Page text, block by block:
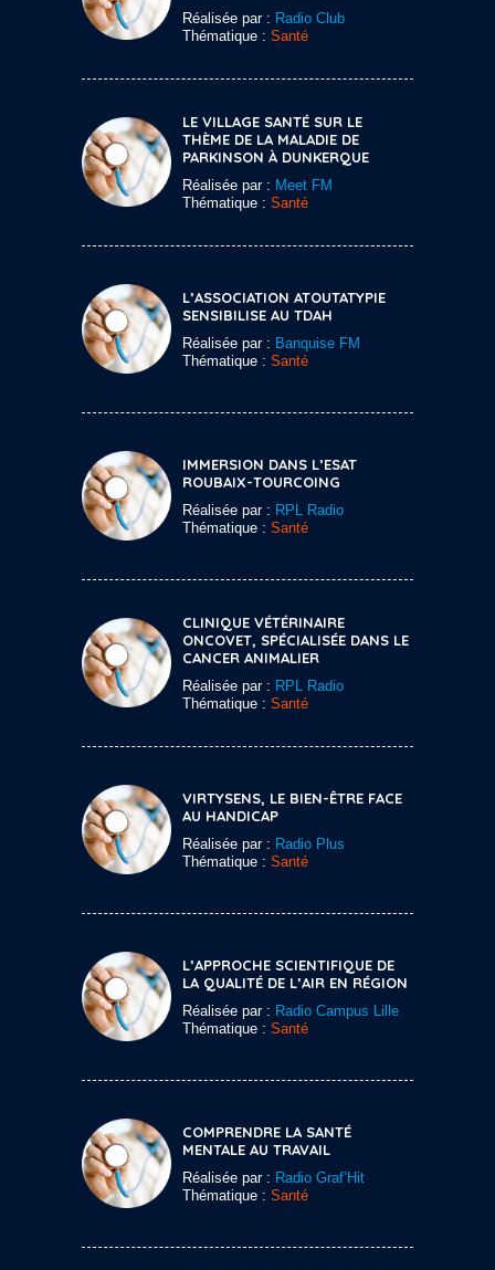
Réalisée par : Radio Club
Thématique : Santé
LE VILLAGE SANTÉ SUR LE
THÈME DE LA MALADIE DE
PARKINSON À DUNKERQUE
Réalisée par : Meet FM
Thématique : Santé
L’ASSOCIATION ATOUTATYPIE
SENSIBILISE AU TDAH
Réalisée par : Banquise FM
Thématique : Santé
IMMERSION DANS L’ESAT
ROUBAIX-TOURCOING
Réalisée par : RPL Radio
Thématique : Santé
CLINIQUE VÉTÉRINAIRE
ONCOVET, SPÉCIALISÉE DANS LE
CANCER ANIMALIER
Réalisée par : RPL Radio
Thématique : Santé
VIRTYSENS, LE BIEN-ÊTRE FACE
AU HANDICAP
Réalisée par : Radio Plus
Thématique : Santé
L’APPROCHE SCIENTIFIQUE DE
LA QUALITÉ DE L’AIR EN RÉGION
Réalisée par : Radio Campus Lille
Thématique : Santé
COMPRENDRE LA SANTÉ
MENTALE AU TRAVAIL
Réalisée par : Radio Graf’Hit
Thématique : Santé